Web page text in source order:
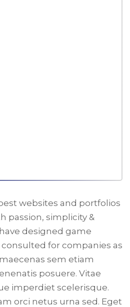
websites and portfolios
passion, simplicity &
designed game
for companies as
sem etiam
posuere. Vitae
imperdiet scelerisque.
orci netus urna sed. Eget